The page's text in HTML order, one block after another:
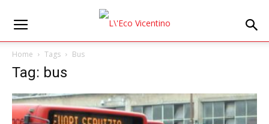
Home Tags Bus
Tag: bus